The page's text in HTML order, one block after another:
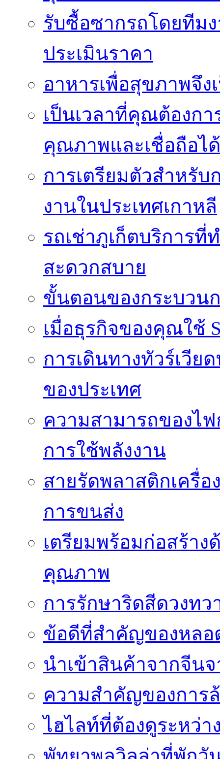
รับซื้อซากรถโดยทีม
ประเมินราคา
อาหารเพื่อสุขภาพจึ
เป็นเวลาที่คุณต้องก
คุณภาพและเชื่อถือได้
การเตรียมตัวสำหรับ
งานในประเทศเกาหลี
รถเช่าภูเก็ตบริการ
สะดวกสบาย
ขั้นตอนของกระบวน
เมื่อธุรกิจของคุณใช้
การเดินทางทัวร์เวี
ของประเทศ
ความสามารถของไ
การใช้พลังงาน
สายรัดพลาสติกเครื่
การขนส่ง
เตรียมพร้อมก่อสร้า
คุณภาพ
การรักษาริดสีดวงทว
ข้อดีที่สำคัญของหลอ
นำเข้าสินค้าจากจีน
ความสำคัญของการ
ไฮไลท์ที่ต้องดูระหว่า